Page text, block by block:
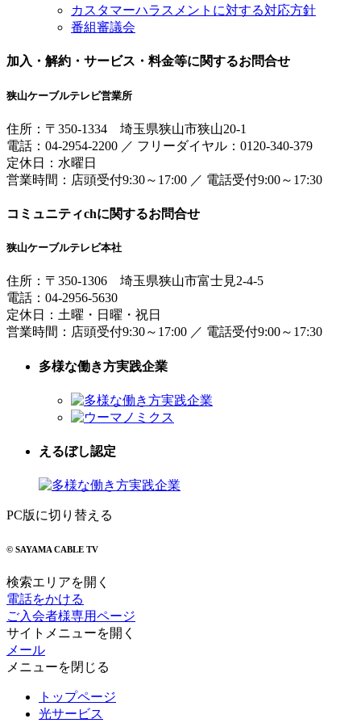
カスタマーハラスメントに対する対応方針
番組審議会
加入・解約・サービス・料金等に関するお問合せ
狭山ケーブルテレビ営業所
住所： 〒350-1334 埼玉県狭山市狭山20-1
電話： 04-2954-2200 ／ フリーダイヤル：0120-340-379
定休日：水曜日
営業時間： 店頭受付9:30～17:00 ／ 電話受付9:00～17:30
コミュニティchに関するお問合せ
狭山ケーブルテレビ本社
住所： 〒350-1306 埼玉県狭山市富士見2-4-5
電話： 04-2956-5630
定休日：土曜・日曜・祝日
営業時間： 店頭受付9:30～17:00 ／ 電話受付9:00～17:30
多様な働き方実践企業
えるぼし認定
PC版に切り替える
© SAYAMA CABLE TV
検索エリアを開く
電話をかける
ご入会者様専用ページ
サイトメニューを開く
メール
メニューを閉じる
トップページ
光サービス